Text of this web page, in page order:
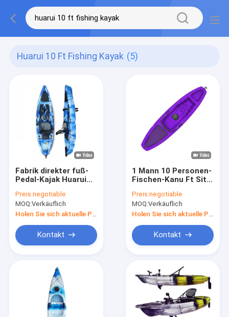
Huarui 10 Ft Fishing Kayak (5)
Fabrik direkter fuß-
Pedal-Kajak Huarui
kayaks fischt
Preis:negotiable
MOQ:Verkäuflich
Kontakt
1 Mann 10 Personen-
Fischen-Kanu Ft Sit
mit Fuß-Pedalen
Preis:negotiable
MOQ:Verkäuflich
Kontakt